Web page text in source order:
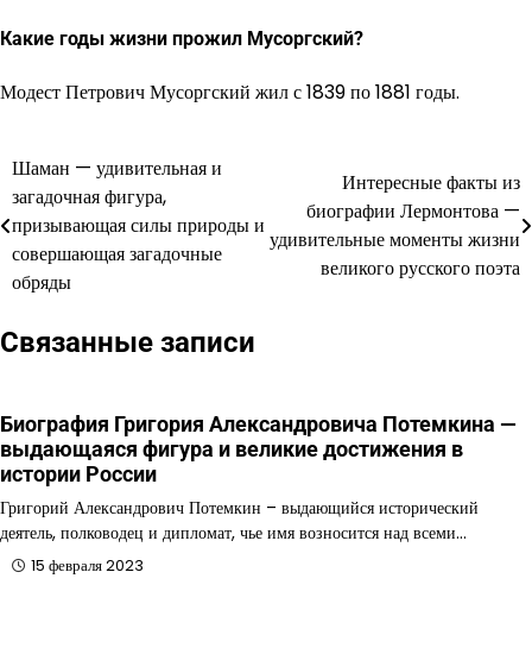
Какие годы жизни прожил Мусоргский?
Модест Петрович Мусоргский жил с 1839 по 1881 годы.
Навигация
по
записям
Шаман — удивительная и
загадочная фигура,
призывающая силы природы и
совершающая загадочные
обряды
Интересные факты из
биографии Лермонтова —
удивительные моменты жизни
великого русского поэта
Связанные записи
Биография Григория Александровича Потемкина —
выдающаяся фигура и великие достижения в
истории России
Григорий Александрович Потемкин – выдающийся исторический
деятель, полководец и дипломат, чье имя возносится над всеми…
15 февраля 2023